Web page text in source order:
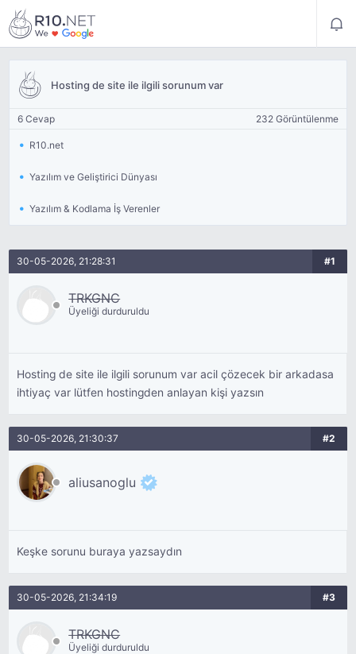
Hosting de site ile ilgili sorunum var
6 Cevap 232 Görüntülenme
R10.net
Yazılım ve Geliştirici Dünyası
Yazılım & Kodlama İş Verenler
30-05-2026, 21:28:31 #1
TRKGNC
Üyeliği durduruldu
Hosting de site ile ilgili sorunum var acil çözecek bir arkadasa
ihtiyaç var lütfen hostingden anlayan kişi yazsın
30-05-2026, 21:30:37 #2
aliusanoglu
Keşke sorunu buraya yazsaydın
30-05-2026, 21:34:19 #3
TRKGNC
Üyeliği durduruldu